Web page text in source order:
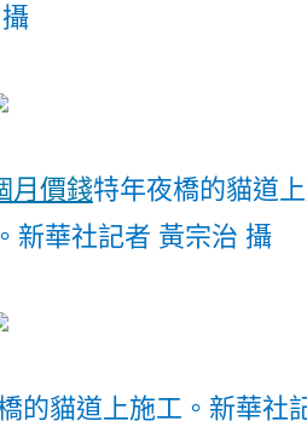
攝
月價錢特年夜橋的貓道上
新華社記者 黃宗治 攝
的貓道上施工。 新華社